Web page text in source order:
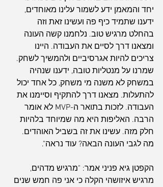
יחד והמאמן ידע לשמור עלינו מאוחדים,
ידענו שתמיד כיף פה ועשינו זאת וזה
בהחלט מרגיש טוב. נלחמנו קשה העונה
ומצאנו דרך לסיים את העבודה. היינו
צריכים להיות אגרסיביים ולהמשיך לשחק.
שמרנו על מנטליות טובה, ידענו שנהיה
במשחק לא משנה מי משחק, כל אחד יכול
להתעלות. מצאנו דרך להתקיף וסיימנו את
העבודה. לזכות בתואר ה-MVP לא אומר
הרבה. האליפות היא מה שמיוחד בלהיות
חלק מזה. עשינו את זה בשביל האוהדים.
מה לגבי העונה הבאה? עוד נראה".
הקפטן גיא פניני אמר: "מרגיש מדהים,
מרגיש איזושהי הקלה כי אני פה חמש שנים